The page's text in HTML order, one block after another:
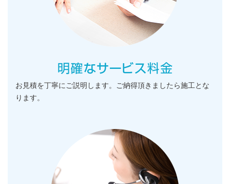
お見積を丁寧にご説明します。ご納得頂きましたら施工とな
ります。